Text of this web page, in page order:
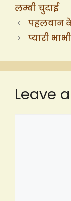
लम्बी चुदाई
पहलवान
प्यारी
Leave